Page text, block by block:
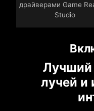
драйверами Game
Studio
Лучший
лучей и